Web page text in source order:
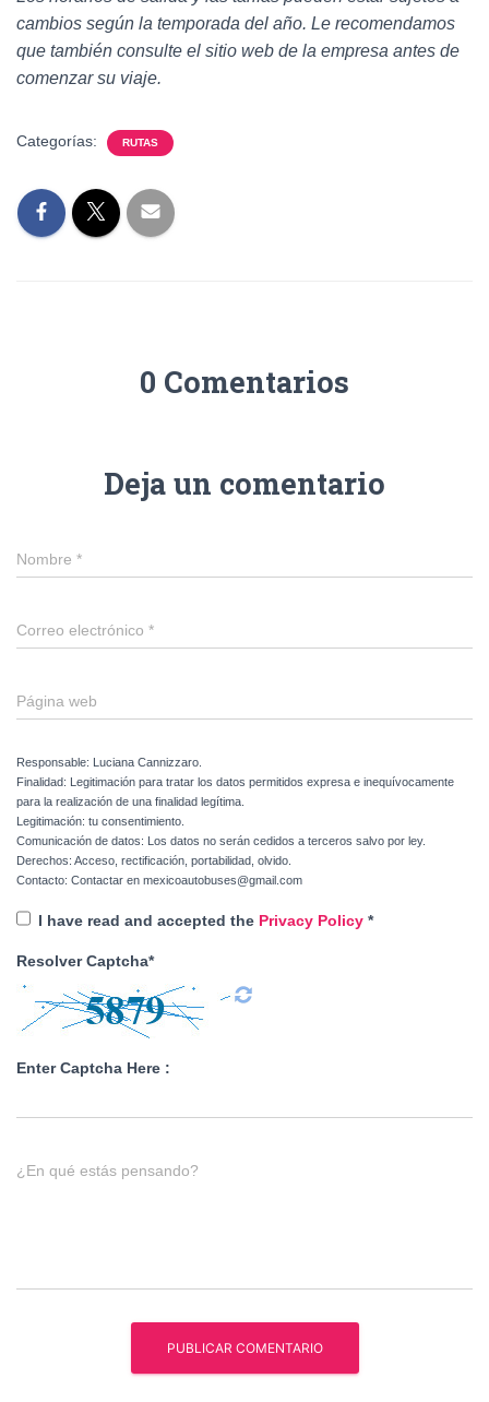
cambios según la temporada del año. Le recomendamos
que también consulte el sitio web de la empresa antes de
comenzar su viaje.
Categorías: RUTAS
0 Comentarios
Deja un comentario
Nombre *
Correo electrónico *
Página web
Responsable: Luciana Cannizzaro.
Finalidad: Legitimación para tratar los datos permitidos expresa e inequívocamente
para la realización de una finalidad legítima.
Legitimación: tu consentimiento.
Comunicación de datos: Los datos no serán cedidos a terceros salvo por ley.
Derechos: Acceso, rectificación, portabilidad, olvido.
Contacto: Contactar en mexicoautobuses@gmail.com
I have read and accepted the Privacy Policy *
Resolver Captcha*
Enter Captcha Here :
¿En qué estás pensando?